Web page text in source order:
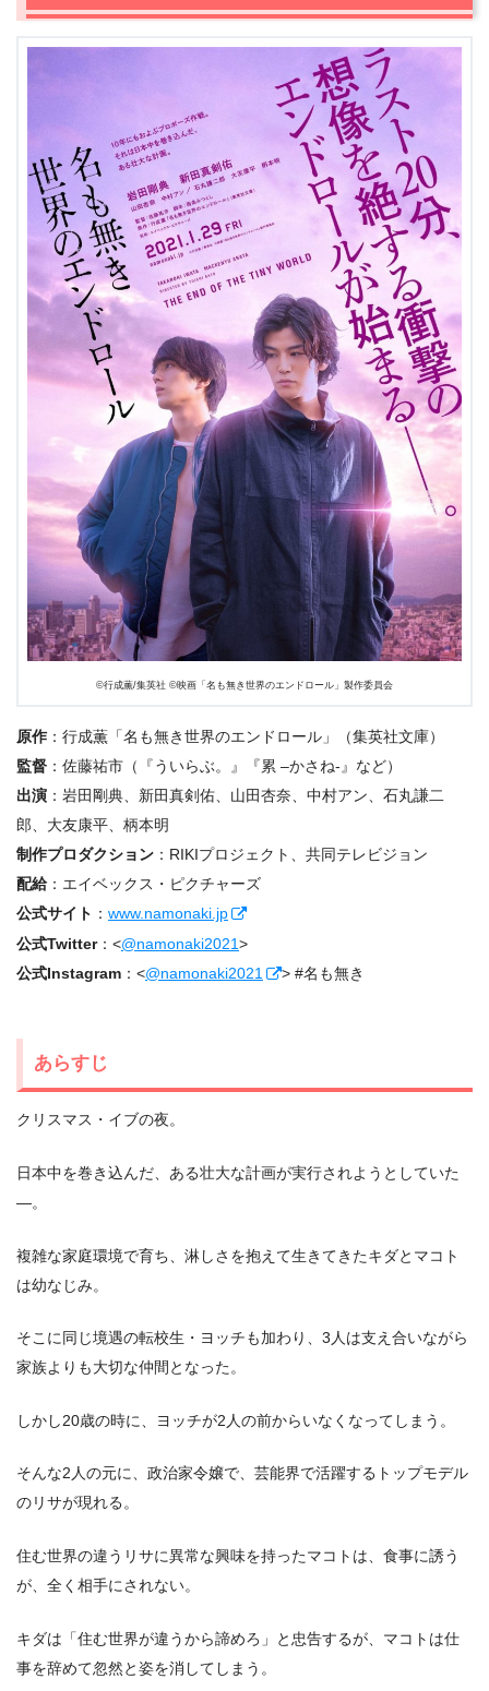
©️行成薫/集英社 ©️映画「名も無き世界のエンドロール」製作委員会
原作：行成薫「名も無き世界のエンドロール」（集英社文庫）
監督 ：佐藤祐市（『ういらぶ。』『累 –かさね-』など）
出演 ：岩田剛典、新田真剣佑、山田杏奈、中村アン、石丸謙二
郎、大友康平、柄本明
制作プロダクション ：RIKIプロジェクト、共同テレビジョン
配給：エイベックス・ピクチャーズ
公式サイト ： www.namonaki.jp
公式Twitter：<@namonaki2021>
公式Instagram ：<@namonaki2021 > #名も無き
あらすじ
クリスマス・イブの夜。
日本中を巻き込んだ、ある壮大な計画が実行されようとしていた
―。
複雑な家庭環境で育ち、淋しさを抱えて生きてきたキダとマコト
は幼なじみ。
そこに同じ境遇の転校生・ヨッチも加わり、3人は支え合いながら
家族よりも大切な仲間となった。
しかし20歳の時に、ヨッチが2人の前からいなくなってしまう。
そんな2人の元に、政治家令嬢で、芸能界で活躍するトップモデル
のリサが現れる。
住む世界の違うリサに異常な興味を持ったマコトは、食事に誘う
が、全く相手にされない。
キダは「住む世界が違うから諦めろ」と忠告するが、マコトは仕
事を辞めて忽然と姿を消してしまう。